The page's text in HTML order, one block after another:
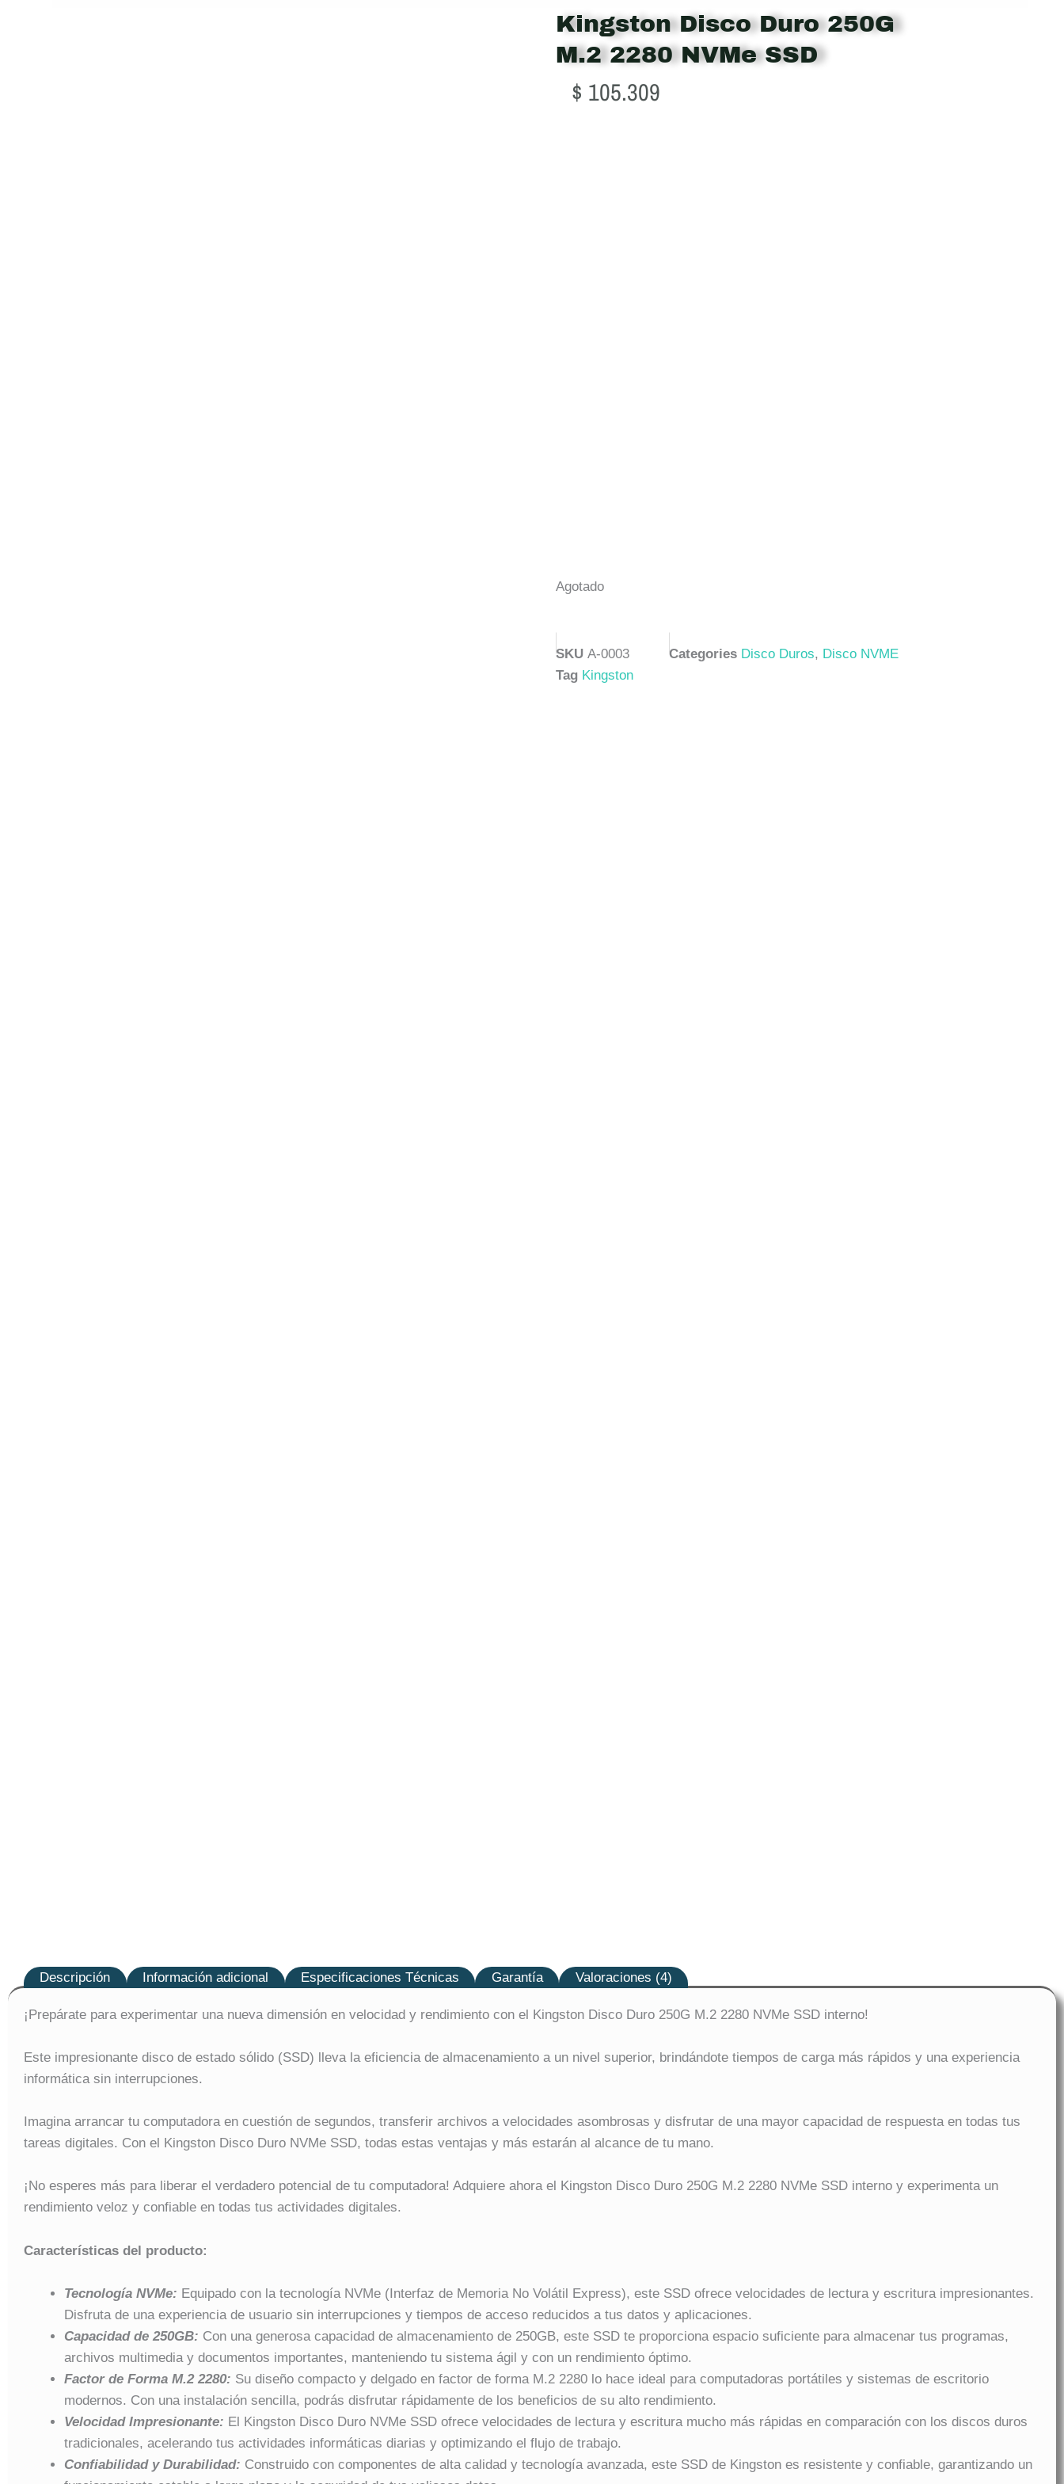
Kingston Disco Duro 250G
M.2 2280 NVMe SSD
$ 105.309
Agotado
SKU A-0003 Categories Disco Duros, Disco NVME
Tag Kingston
Descripción Información adicional Especificaciones Técnicas Garantía Valoraciones (4)
¡Prepárate para experimentar una nueva dimensión en velocidad y rendimiento con el Kingston Disco Duro 250G M.2 2280 NVMe SSD interno!
Este impresionante disco de estado sólido (SSD) lleva la eficiencia de almacenamiento a un nivel superior, brindándote tiempos de carga más rápidos y una experiencia
informática sin interrupciones.
Imagina arrancar tu computadora en cuestión de segundos, transferir archivos a velocidades asombrosas y disfrutar de una mayor capacidad de respuesta en todas tus
tareas digitales. Con el Kingston Disco Duro NVMe SSD, todas estas ventajas y más estarán al alcance de tu mano.
¡No esperes más para liberar el verdadero potencial de tu computadora! Adquiere ahora el Kingston Disco Duro 250G M.2 2280 NVMe SSD interno y experimenta un
rendimiento veloz y confiable en todas tus actividades digitales.
Características del producto:
Tecnología NVMe: Equipado con la tecnología NVMe (Interfaz de Memoria No Volátil Express), este SSD ofrece velocidades de lectura y escritura impresionantes.
Disfruta de una experiencia de usuario sin interrupciones y tiempos de acceso reducidos a tus datos y aplicaciones.
Capacidad de 250GB: Con una generosa capacidad de almacenamiento de 250GB, este SSD te proporciona espacio suficiente para almacenar tus programas,
archivos multimedia y documentos importantes, manteniendo tu sistema ágil y con un rendimiento óptimo.
Factor de Forma M.2 2280: Su diseño compacto y delgado en factor de forma M.2 2280 lo hace ideal para computadoras portátiles y sistemas de escritorio
modernos. Con una instalación sencilla, podrás disfrutar rápidamente de los beneficios de su alto rendimiento.
Velocidad Impresionante: El Kingston Disco Duro NVMe SSD ofrece velocidades de lectura y escritura mucho más rápidas en comparación con los discos duros
tradicionales, acelerando tus actividades informáticas diarias y optimizando el flujo de trabajo.
Confiabilidad y Durabilidad: Construido con componentes de alta calidad y tecnología avanzada, este SSD de Kingston es resistente y confiable, garantizando un